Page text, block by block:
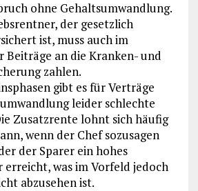
ohne Gehaltsumwandlung.
der gesetzlich
ist, muss auch im
Beiträge an die Kranken- und
zahlen.
gibt es für Verträge
leider schlechte
Zusatzrente lohnt sich häufig
wenn der Chef sozusagen
der Sparer ein hohes
erreicht, was im Vorfeld jedoch
abzusehen ist.